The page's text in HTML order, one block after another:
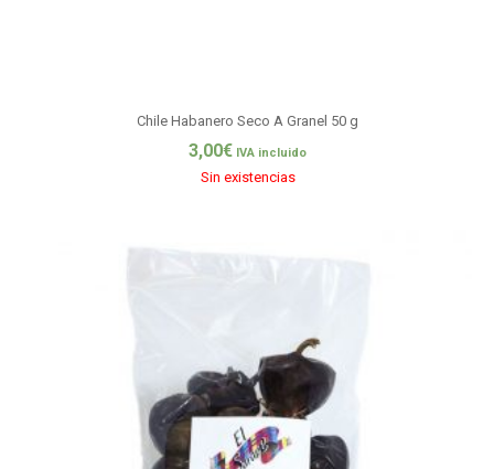
Chile Habanero Seco A Granel 50 g
3,00€ IVA incluido
Sin existencias